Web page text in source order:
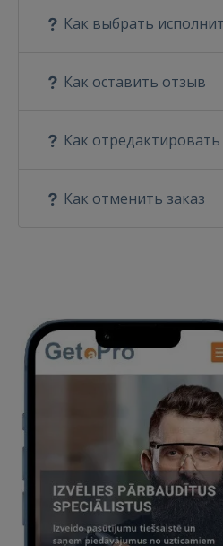
Как выбрать
Как оставить отзыв
Как отредактировать
Как отменить заказ